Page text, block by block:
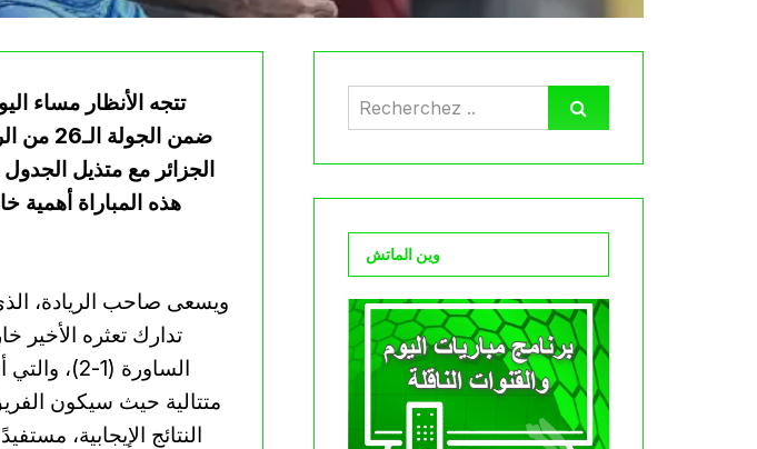
تتجه الأنظار مساء
ضمن
الجزائر مع متذيل
هذه المباراة
تدارك تعثره الأخير
الساورة
متتالية حيث سيكون
النتائج الإيجابية،
وين الماتش